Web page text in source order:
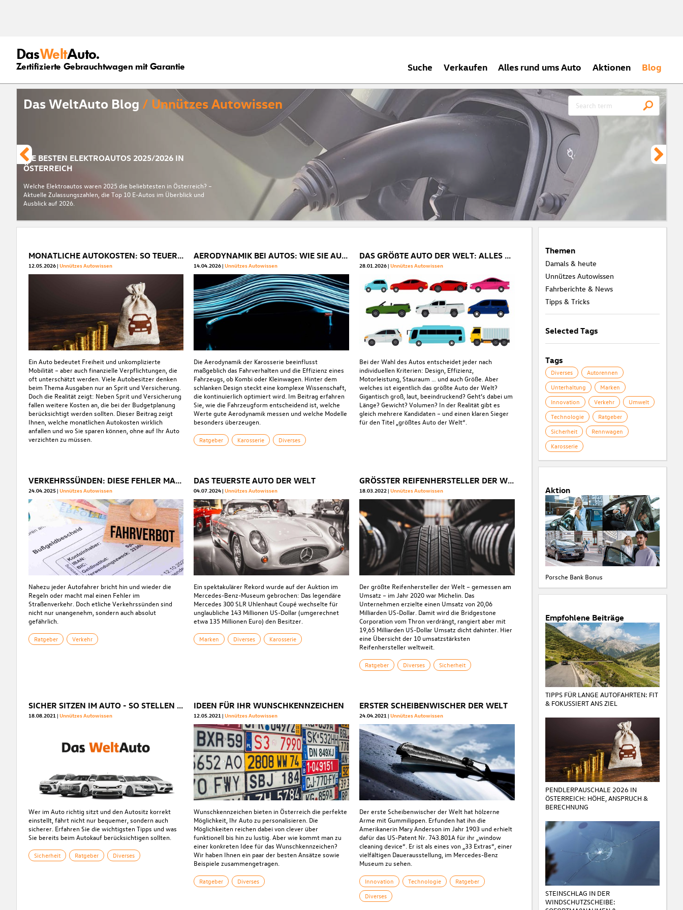
DasWeltAuto.
Zertifizierte Gebrauchtwagen mit Garantie Suche Verkaufen Alles rund ums Auto Aktionen Blog
Das WeltAuto Blog / Unnützes Autowissen
DIE BESTEN ELEKTROAUTOS 2025/2026 IN
ÖSTERREICH
Welche Elektroautos waren 2025 die beliebtesten in Österreich? –
Aktuelle Zulassungszahlen, die Top 10 E-Autos im Überblick und
Ausblick auf 2026.
MONATLICHE AUTOKOSTEN: SO TEUER IST IHR AUTO WIRKLICH
12.05.2026 Unnützes Autowissen
Ein Auto bedeutet Freiheit und unkomplizierte
Mobilität – aber auch finanzielle Verpflichtungen, die
oft unterschätzt werden. Viele Autobesitzer denken
beim Thema Ausgaben nur an Sprit und Versicherung.
Doch die Realität zeigt: Neben Sprit und Versicherung
fallen weitere Kosten an, die bei der Budgetplanung
berücksichtigt werden sollten. Dieser Beitrag zeigt
Ihnen, welche monatlichen Autokosten wirklich
anfallen und wo Sie sparen können, ohne auf Ihr Auto
verzichten zu müssen.
AERODYNAMIK BEI AUTOS: WIE SIE AUF VERBRAUCH UND LEISTUNG WIRKT
14.04.2026 Unnützes Autowissen
Die Aerodynamik der Karosserie beeinflusst
maßgeblich das Fahrverhalten und die Effizienz eines
Fahrzeugs, ob Kombi oder Kleinwagen. Hinter dem
schlanken Design steckt eine komplexe Wissenschaft,
die kontinuierlich optimiert wird. Im Beitrag erfahren
Sie, wie die Fahrzeugform entscheidend ist, welche
Werte gute Aerodynamik messen und welche Modelle
besonders überzeugen.
Ratgeber Karosserie Diverses
DAS GRÖßTE AUTO DER WELT: ALLES ÜBER RIESENRÄDER, REKORDE UND AUTO-IRRSINN
28.01.2026 Unnützes Autowissen
Bei der Wahl des Autos entscheidet jeder nach
individuellen Kriterien: Design, Effizienz,
Motorleistung, Stauraum … und auch Größe. Aber
welches ist eigentlich das größte Auto der Welt?
Gigantisch groß, laut, beeindruckend? Geht’s dabei um
Länge? Gewicht? Volumen? In der Realität gibt es
gleich mehrere Kandidaten – und einen klaren Sieger
für den Titel „größtes Auto der Welt“.
VERKEHRSSÜNDEN: DIESE FEHLER MACHEN AUTOFAHRER IMMER WIEDER
24.04.2025 Unnützes Autowissen
Nahezu jeder Autofahrer bricht hin und wieder die
Regeln oder macht mal einen Fehler im
Straßenverkehr. Doch etliche Verkehrssünden sind
nicht nur unangenehm, sondern auch absolut
gefährlich.
Ratgeber Verkehr
DAS TEUERSTE AUTO DER WELT
04.07.2024 Unnützes Autowissen
Ein spektakulärer Rekord wurde auf der Auktion im
Mercedes-Benz-Museum gebrochen: Das legendäre
Mercedes 300 SLR Uhlenhaut Coupé wechselte für
unglaubliche 143 Millionen US-Dollar (umgerechnet
etwa 135 Millionen Euro) den Besitzer.
Marken Diverses Karosserie
GRÖSSTER REIFENHERSTELLER DER WELT
18.03.2022 Unnützes Autowissen
Der größte Reifenhersteller der Welt – gemessen am
Umsatz – im Jahr 2020 war Michelin. Das
Unternehmen erzielte einen Umsatz von 20,06
Milliarden US-Dollar. Damit wird die Bridgestone
Corporation vom Thron verdrängt, rangiert aber mit
19,65 Milliarden US-Dollar Umsatz dicht dahinter. Hier
eine Übersicht der 10 umsatzstärksten
Reifenhersteller weltweit.
Ratgeber Diverses Sicherheit
SICHER SITZEN IM AUTO - SO STELLEN SIE DIE SITZPOSITION KORREKT EIN
18.08.2021 Unnützes Autowissen
Wer im Auto richtig sitzt und den Autositz korrekt
einstellt, fährt nicht nur bequemer, sondern auch
sicherer. Erfahren Sie die wichtigsten Tipps und was
Sie bereits beim Autokauf berücksichtigen sollten.
Sicherheit Ratgeber Diverses
IDEEN FÜR IHR WUNSCHKENNZEICHEN
12.05.2021 Unnützes Autowissen
Wunschkennzeichen bieten in Österreich die perfekte
Möglichkeit, Ihr Auto zu personalisieren. Die
Möglichkeiten reichen dabei von clever über
funktionell bis hin zu lustig. Aber wie kommt man zu
einer konkreten Idee für das Wunschkennzeichen?
Wir haben Ihnen ein paar der besten Ansätze sowie
Beispiele zusammengetragen.
Ratgeber Diverses
ERSTER SCHEIBENWISCHER DER WELT
24.04.2021 Unnützes Autowissen
Der erste Scheibenwischer der Welt hat hölzerne
Arme mit Gummilippen. Erfunden hat ihn die
Amerikanerin Mary Anderson im Jahr 1903 und erhielt
dafür das US-Patent Nr. 743.801A für ihr „window
cleaning device“. Er ist als eines von „33 Extras“, einer
vielfältigen Dauerausstellung, im Mercedes-Benz
Museum zu sehen.
Innovation Technologie
Ratgeber
Diverses
Themen
Damals & heute
Unnützes Autowissen
Fahrberichte & News
Tipps & Tricks
Selected Tags
Tags
Diverses
Autorennen
Unterhaltung
Marken
Innovation
Verkehr
Umwelt
Technologie
Ratgeber
Sicherheit
Rennwagen
Karosserie
Aktion
Porsche Bank Bonus
Empfohlene Beiträge
TIPPS FÜR LANGE AUTOFAHRTEN: FIT
& FOKUSSIERT ANS ZIEL
PENDLERPAUSCHALE 2026 IN
ÖSTERREICH: HÖHE, ANSPRUCH &
BERECHNUNG
STEINSCHLAG IN DER
WINDSCHUTZSCHEIBE: